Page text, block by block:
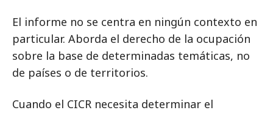
El informe no se centra en ningún contexto en
particular. Aborda el derecho de la ocupación
sobre la base de determinadas temáticas, no
de países o de territorios.
Cuando el CICR necesita determinar el